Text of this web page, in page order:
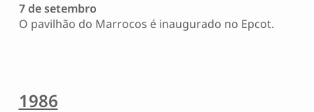
7 de setembro
O pavilhão do Marrocos é inaugurado no Epcot.
1986